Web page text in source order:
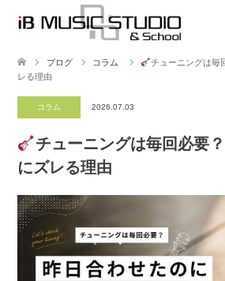
ブログ コラム
チューニングは毎
レる理由
コラム 2026.07.03
チューニングは毎回必要
にズレる理由